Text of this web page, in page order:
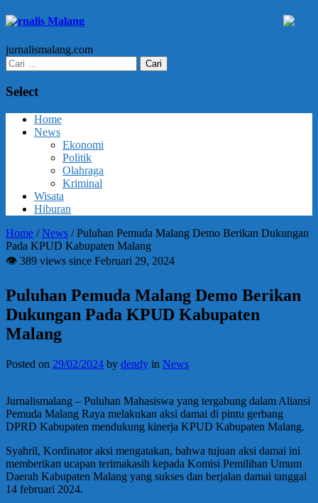
Jurnalis Malang
jurnalismalang.com
Cari
untuk:
Select
Home
News
Ekonomi
Politik
Olahraga
Kriminal
Wisata
Hiburan
Home /News /Puluhan Pemuda Malang Demo Berikan Dukungan
Pada KPUD Kabupaten Malang
👁 389 views since Februari 29, 2024
Puluhan Pemuda Malang Demo Berikan
Dukungan Pada KPUD Kabupaten
Malang
Posted on 29/02/2024 by dendy in News
Jurnalismalang – Puluhan Mahasiswa yang tergabung dalam Aliansi
Pemuda Malang Raya melakukan aksi damai di pintu gerbang
DPRD Kabupaten mendukung kinerja KPUD Kabupaten Malang.
Syahril, Kordinator aksi mengatakan, bahwa tujuan aksi damai ini
memberikan ucapan terimakasih kepada Komisi Pemilihan Umum
Daerah Kabupaten Malang yang sukses dan berjalan damai tanggal
14 februari 2024.